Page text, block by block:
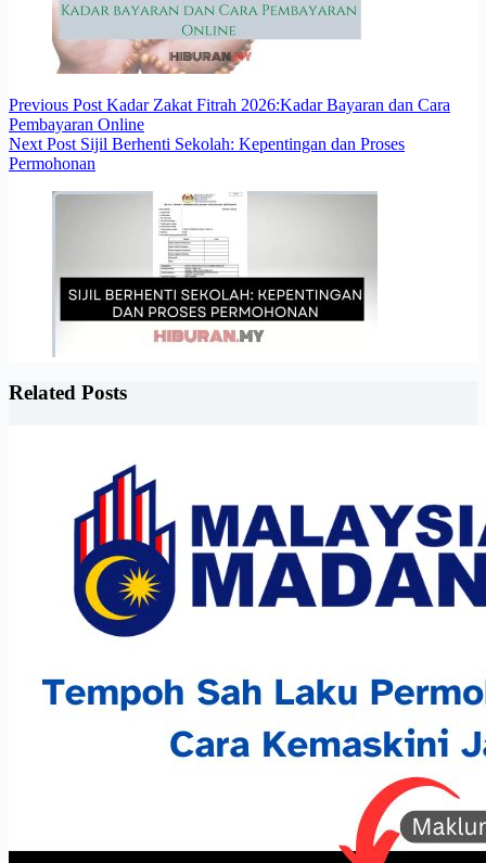
Previous Post Kadar Zakat Fitrah 2026:Kadar Bayaran dan Cara
Pembayaran Online
Next Post Sijil Berhenti Sekolah: Kepentingan dan Proses
Permohonan
Related Posts